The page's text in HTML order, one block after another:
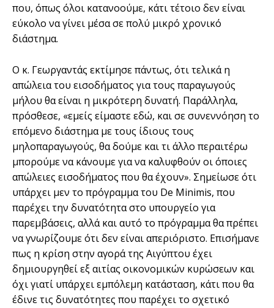
που, όπως όλοι κατανοούμε, κάτι τέτοιο δεν είναι
εύκολο να γίνει μέσα σε πολύ μικρό χρονικό
διάστημα.
Ο κ. Γεωργαντάς εκτίμησε πάντως, ότι τελικά η
απώλεια του εισοδήματος για τους παραγωγούς
μήλου θα είναι η μικρότερη δυνατή. Παράλληλα,
πρόσθεσε, «εμείς είμαστε εδώ, και σε συνεννόηση το
επόμενο διάστημα με τους ίδιους τους
μηλοπαραγωγούς, θα δούμε και τι άλλο περαιτέρω
μπορούμε να κάνουμε για να καλυφθούν οι όποιες
απώλειες εισοδήματος που θα έχουν». Σημείωσε ότι
υπάρχει μεν το πρόγραμμα του De Minimis, που
παρέχει την δυνατότητα στο υπουργείο για
παρεμβάσεις, αλλά και αυτό το πρόγραμμα θα πρέπει
να γνωρίζουμε ότι δεν είναι απεριόριστο. Επισήμανε
πως η κρίση στην αγορά της Αιγύπτου έχει
δημιουργηθεί εξ αιτίας οικονομικών κυρώσεων και
όχι γιατί υπάρχει εμπόλεμη κατάσταση, κάτι που θα
έδινε τις δυνατότητες που παρέχει το σχετικό